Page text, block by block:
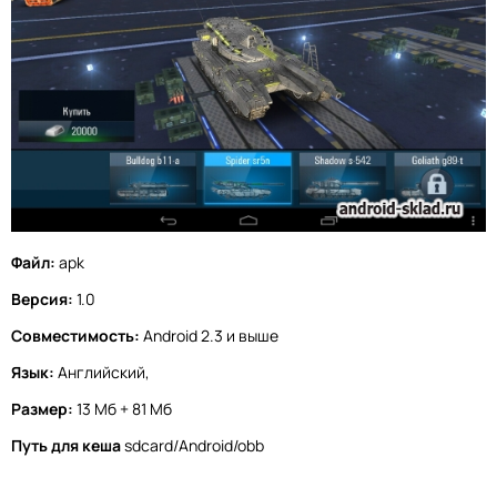
Файл: apk
Версия: 1.0
Совместимость: Android 2.3 и выше
Язык: Английский,
Размер: 13 Мб + 81 Мб
Путь для кешаsdcard/Android/obb